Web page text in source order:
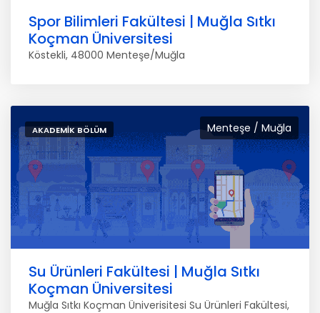
Spor Bilimleri Fakültesi | Muğla Sıtkı
Koçman Üniversitesi
Köstekli, 48000 Menteşe/Muğla
Menteşe / Muğla
AKADEMIK BÖLÜM
Su Ürünleri Fakültesi | Muğla Sıtkı
Koçman Üniversitesi
Muğla Sıtkı Koçman Üniverisitesi Su Ürünleri Fakültesi,